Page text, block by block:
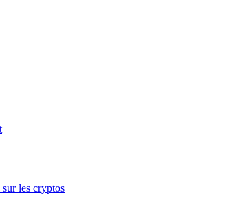
les cryptos